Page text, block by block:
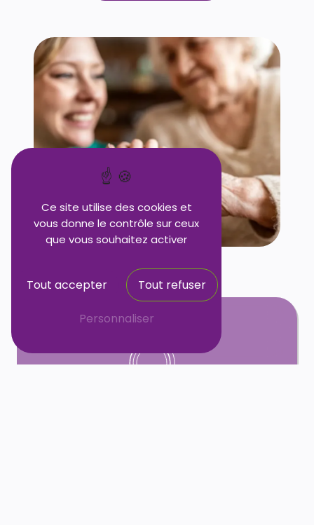
Ce site utilise des cookies et
vous donne le contrôle sur ceux
que vous souhaitez activer
Tout accepter Tout refuser
Personnaliser